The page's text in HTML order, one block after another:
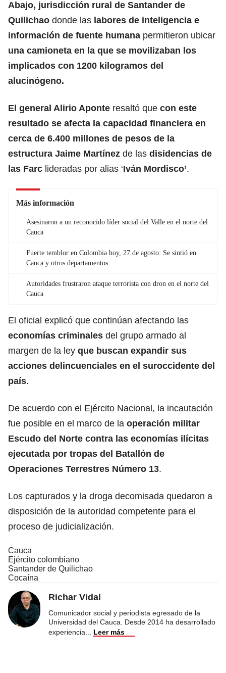
Abajo, jurisdicción rural de Santander de
Quilichao donde las labores de inteligencia e
información de fuente humana permitieron ubicar
una camioneta en la que se movilizaban los
implicados con 1200 kilogramos del
alucinógeno.
El general Alirio Aponte resaltó que con este
resultado se afecta la capacidad financiera en
cerca de 6.400 millones de pesos de la
estructura Jaime Martínez de las disidencias de
las Farc lideradas por alias ‘Iván Mordisco’.
Más información
Asesinaron a un reconocido líder social del Valle en el norte del
Cauca
Fuerte temblor en Colombia hoy, 27 de agosto: Se sintió en
Cauca y otros departamentos
Autoridades frustraron ataque terrorista con dron en el norte del
Cauca
El oficial explicó que continúan afectando las
economías criminales del grupo armado al
margen de la ley que buscan expandir sus
acciones delincuenciales en el suroccidente del
país.
De acuerdo con el Ejército Nacional, la incautación
fue posible en el marco de la operación militar
Escudo del Norte contra las economías ilícitas
ejecutada por tropas del Batallón de
Operaciones Terrestres Número 13.
Los capturados y la droga decomisada quedaron a
disposición de la autoridad competente para el
proceso de judicialización.
Cauca
Ejército colombiano
Santander de Quilichao
Cocaína
Richar Vidal
Comunicador social y periodista egresado de la
Universidad del Cauca. Desde 2014 ha desarrollado
experiencia
Leer más